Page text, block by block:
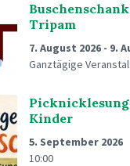
Buschenschank
Tripam
7. August 2026 - 9.
Ganztägige
Kinder
5. September 2026
10:00